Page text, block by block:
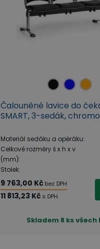
Čalouněné lavice do
SMART, 3-sedák,
Materiál sedáku a opěráku:
Celkové rozměry š x h x v
(mm):
Stolek:
9 763,00 Kč bez DPH
11 813,23 Kč s DPH
Skladem 8 ks